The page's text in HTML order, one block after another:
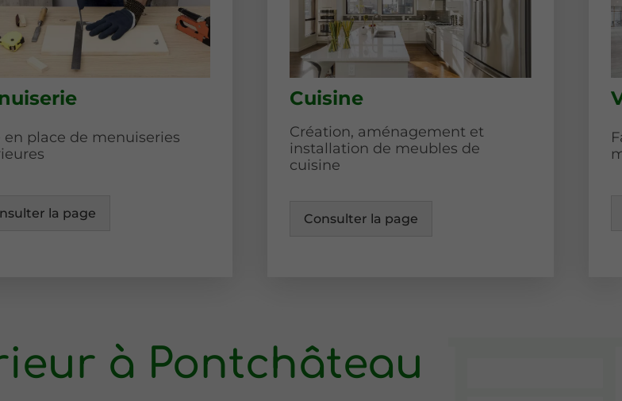
en place de menuiseries
la page
Cuisine
Création, aménagement et
installation de meubles de
cuisine
Consulter la page
à Pontchâteau